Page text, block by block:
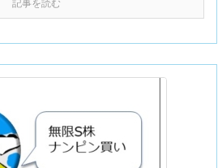
記事を読む